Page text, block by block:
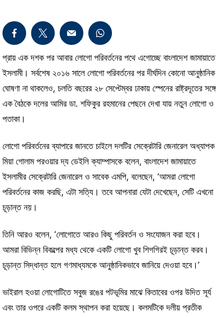
প্রায় এক দশক পর আবার লোগো পরিবর্তনের পথে এগোচ্ছে বাংলাদেশ জামায়াতে
ইসলামী। সর্বশেষ ২০১৬ সালে লোগো পরিবর্তনের পর দীর্ঘদিন কোনো আনুষ্ঠানিক
ঘোষণা না থাকলেও, চলতি বছরের ২৮ সেপ্টেম্বর ঢাকায় স্পেনের রাষ্ট্রদূতের সঙ্গে
এক বৈঠকে দলের আমির ডা. শফিকুর রহমানের পেছনে দেখা যায় নতুন লোগো ও
পতাকা।
লোগো পরিবর্তনের ব্যাপারে জানতে চাইলে দলটির সেক্রেটারি জেনারেল অধ্যাপক
মিয়া গোলাম পরওয়ার দ্য ডেইলি ক্যাম্পাসকে বলেন, বাংলাদেশ জামায়াতে
ইসলামীর সেক্রেটারি জেনারেল ও সাবেক এমপি, বলেছেন, ‘আমরা লোগো
পরিবর্তনের কাজ করছি, এটা সত্যি। তবে আপনারা যেটা দেখেছেন, সেটি এখনো
চূড়ান্ত নয়।
তিনি আরও বলেন, ‘লোগোতে আরও কিছু পরিবর্তন ও সংযোজন করা হবে।
আমরা বিভিন্ন বিকল্পের মধ্য থেকে একটি লোগো খুব শিগগিরই চূড়ান্ত করব।
চূড়ান্ত সিদ্ধান্ত হলে গণমাধ্যমকে আনুষ্ঠানিকভাবে জানিয়ে দেওয়া হবে।’
ভাইরাল হওয়া লোগোটিতে সবুজ রঙের পটভূমির মাঝে কিতাবের ওপর উদিত সূর্য
এবং তার ওপরে একটি কলম স্থাপন করা হয়েছে। কলমটিকে দলীয় প্রতীক